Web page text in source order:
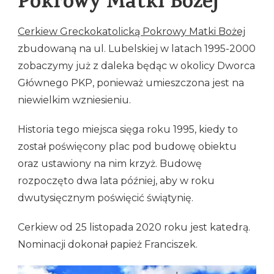
Cerkiew Greckokatolicką Pokrowy Matki Bożej
zbudowaną na ul. Lubelskiej w latach 1995-2000
zobaczymy już z daleka będąc w okolicy Dworca
Głównego PKP, ponieważ umieszczona jest na
niewielkim wzniesieniu.
Historia tego miejsca sięga roku 1995, kiedy to
został poświęcony plac pod budowę obiektu
oraz ustawiony na nim krzyż. Budowę
rozpoczęto dwa lata później, aby w roku
dwutysięcznym poświęcić świątynię.
Cerkiew od 25 listopada 2020 roku jest katedrą.
Nominacji dokonał papież Franciszek.